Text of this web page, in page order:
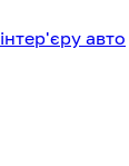
авто